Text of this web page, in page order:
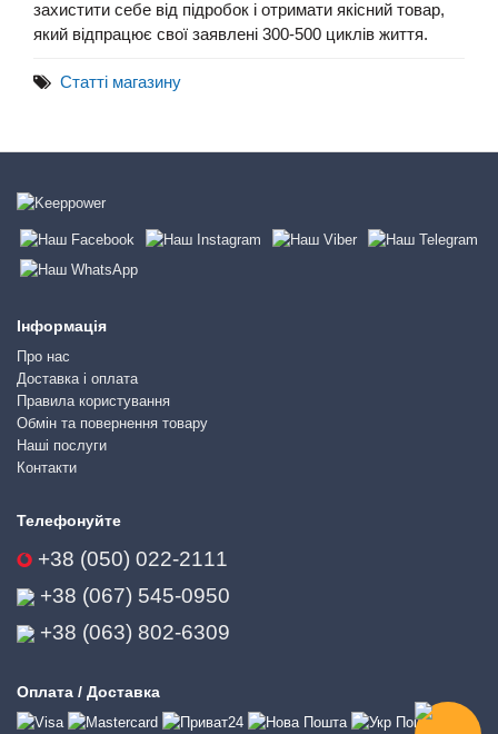
захистити себе від підробок і отримати якісний товар,
який відпрацює свої заявлені 300-500 циклів життя.
Статті магазину
Інформація
Про нас
Доставка і оплата
Правила користування
Обмін та повернення товару
Наші послуги
Контакти
Телефонуйте
+38 (050) 022-2111
+38 (067) 545-0950
+38 (063) 802-6309
Оплата / Доставка